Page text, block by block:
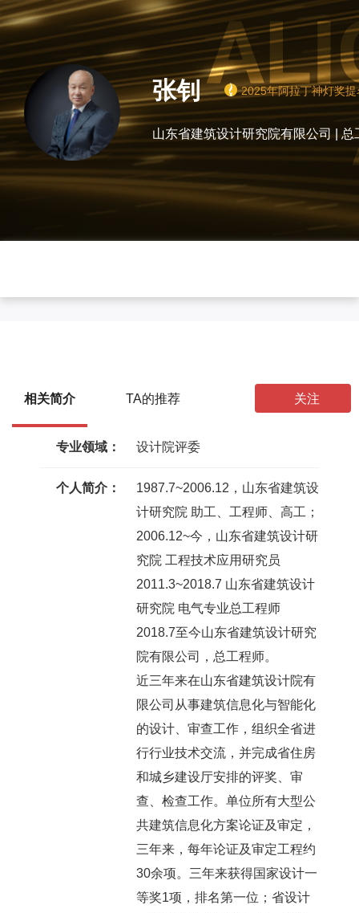
张钊 2025年阿拉丁神灯奖
山东省建
相关简介 TA的推荐 关注
专业领域： 设计院评委
个人简介：
1987.7~2006.12，山东省建筑设
计研究院 助工、工程师、高工；
2006.12~今，山东省建筑设计研
究院 工程技术应用研究员
2011.3~2018.7 山东省建筑设计
研究院 电气专业总工程师
2018.7至今山东省建筑设计研究
院有限公司，总工程师。
近三年来在山东省建筑设计院有
限公司从事建筑信息化与智能化
的设计、审查工作，组织全省进
行行业技术交流，并完成省住房
和城乡建设厅安排的评奖、审
查、检查工作。单位所有大型公
共建筑信息化方案论证及审定，
三年来，每年论证及审定工程约
30余项。三年来获得国家设计一
等奖1项，排名第一位；省设计